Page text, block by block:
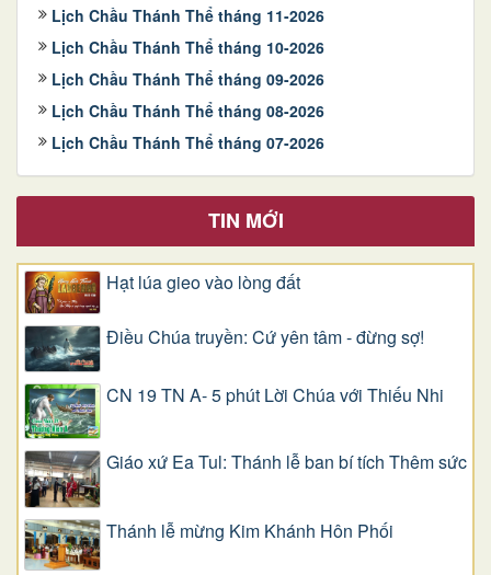
Lịch Chầu Thánh Thể tháng 11-2026
Lịch Chầu Thánh Thể tháng 10-2026
Lịch Chầu Thánh Thể tháng 09-2026
Lịch Chầu Thánh Thể tháng 08-2026
Lịch Chầu Thánh Thể tháng 07-2026
TIN MỚI
Hạt lúa gieo vào lòng đất
Điều Chúa truyền: Cứ yên tâm - đừng sợ!
CN 19 TN A- 5 phút Lời Chúa với Thiếu Nhi
Giáo xứ Ea Tul: Thánh lễ ban bí tích Thêm sức
Thánh lễ mừng Kim Khánh Hôn Phối